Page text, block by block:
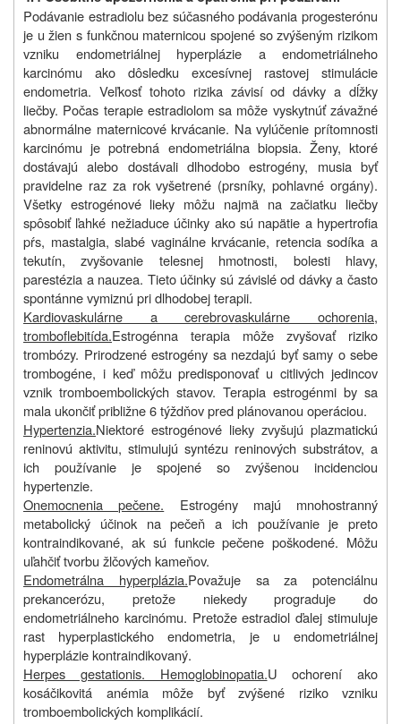
Podávanie estradiolu bez súčasného podávania progesterónu
je u žien s funkčnou maternicou spojené so zvýšeným rizikom
vzniku endometriálnej hyperplázie a endometriálneho
karcinómu ako dôsledku excesívnej rastovej stimulácie
endometria. Veľkosť tohoto rizika závisí od dávky a dĺžky
liečby. Počas terapie estradiolom sa môže vyskytnúť závažné
abnormálne maternicové krvácanie. Na vylúčenie prítomnosti
karcinómu je potrebná endometriálna biopsia. Ženy, ktoré
dostávajú alebo dostávali dlhodobo estrogény, musia byť
pravidelne raz za rok vyšetrené (prsníky, pohlavné orgány).
Všetky estrogénové lieky môžu najmä na začiatku liečby
spôsobiť ľahké nežiaduce účinky ako sú napätie a hypertrofia
pŕs, mastalgia, slabé vaginálne krvácanie, retencia sodíka a
tekutín, zvyšovanie telesnej hmotnosti, bolesti hlavy,
parestézia a nauzea. Tieto účinky sú závislé od dávky a často
spontánne vymiznú pri dlhodobej terapii.
Kardiovaskulárne a cerebrovaskulárne ochorenia,
tromboflebitída.Estrogénna terapia môže zvyšovať riziko
trombózy. Prirodzené estrogény sa nezdajú byť samy o sebe
trombogéne, i keď môžu predisponovať u citlivých jedincov
vznik tromboembolických stavov. Terapia estrogénmi by sa
mala ukončiť približne 6 týždňov pred plánovanou operáciou.
Hypertenzia.Niektoré estrogénové lieky zvyšujú plazmatickú
reninovú aktivitu, stimulujú syntézu reninových substrátov, a
ich používanie je spojené so zvýšenou incidenciou
hypertenzie.
Onemocnenia pečene.
Estrogény majú mnohostranný
metabolický účinok na pečeň a ich používanie je preto
kontraindikované, ak sú funkcie pečene poškodené. Môžu
uľahčiť tvorbu žlčových kameňov.
Endometrálna hyperplázia.Považuje sa za potenciálnu
prekancerózu, pretože niekedy prograduje do
endometriálneho karcinómu. Pretože estradiol ďalej stimuluje
rast hyperplastického endometria, je u endometriálnej
hyperplázie kontraindikovaný.
Herpes gestationis. Hemoglobinopatia.U ochorení ako
kosáčikovitá anémia môže byť zvýšené riziko vzniku
tromboembolických komplikácií.